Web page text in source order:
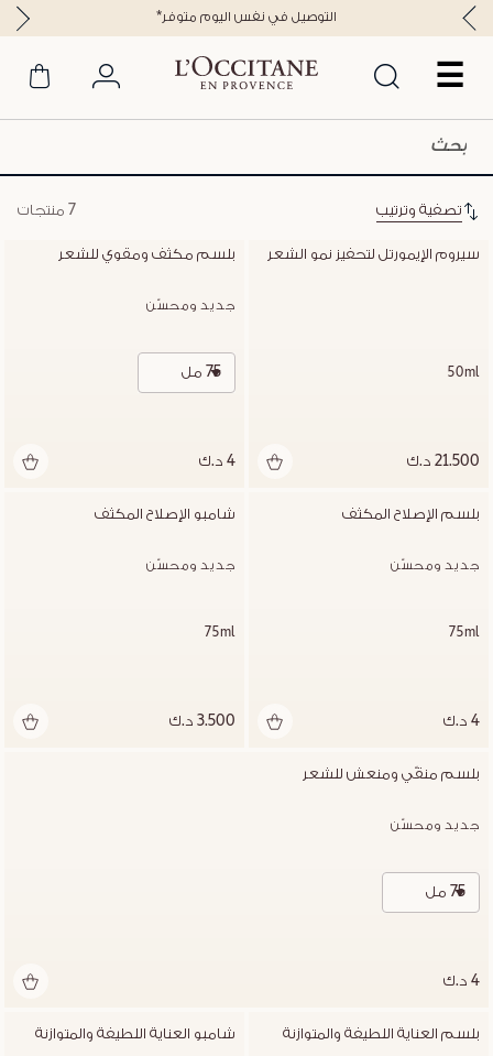
☰
*التوصيل في نفس اليوم متوفر
تصفية وترتيب 7 منتجات
سيروم الإيمورتل لتحفيز نمو الشعر
50ml
21.500 د.ك
بلسم مكثف ومقوي للشعر
جديد ومحسّن
75 مل
4 د.ك
بلسم الإصلاح المكثف
جديد ومحسّن
75ml
4 د.ك
شامبو الإصلاح المكثف
جديد ومحسّن
75ml
3.500 د.ك
بلسم منقّي ومنعش للشعر
جديد ومحسّن
75 مل
4 د.ك
بلسم العناية اللطيفة والمتوازنة شامبو العناية اللطيفة والمتوازنة